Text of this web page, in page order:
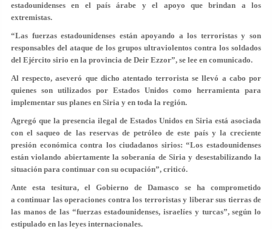
estadounidenses en el país árabe y el apoyo que brindan a los
extremistas.
“Las fuerzas estadounidenses están apoyando a los terroristas y son
responsables del ataque de los grupos ultraviolentos contra los soldados
del Ejército sirio en la provincia de Deir Ezzor”, se lee en comunicado.
Al respecto, aseveró que dicho atentado terrorista se llevó a cabo por
quienes son utilizados por Estados Unidos como herramienta para
implementar sus planes en Siria y en toda la región.
Agregó que la presencia ilegal de Estados Unidos en Siria está asociada
con el saqueo de las reservas de petróleo de este país y la creciente
presión económica contra los ciudadanos sirios: “Los estadounidenses
están violando abiertamente la soberanía de Siria y desestabilizando la
situación para continuar con su ocupación”, criticó.
Ante esta tesitura, el Gobierno de Damasco se ha comprometido
a continuar las operaciones contra los terroristas y liberar sus tierras de
las manos de las “fuerzas estadounidenses, israelíes y turcas”, según lo
estipulado en las leyes internacionales.